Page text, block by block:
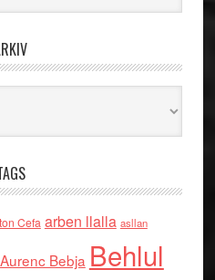
Cefa arben llalla asllan
Aurenc Bebja Behlul